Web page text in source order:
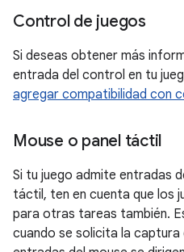
Control de juegos
Si deseas obtener más
entrada del control en tu
agregar compatibilidad con
Mouse o panel táctil
Si tu juego admite entradas
táctil, ten en cuenta que los
para otras tareas también.
cuando se solicita la